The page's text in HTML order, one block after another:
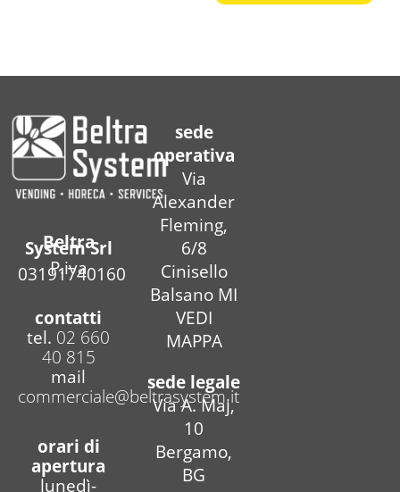
Beltra
System Srl
P.iva
03191740160
contatti
tel. 02 660
40 815
mail
commerciale@beltrasystem.it
orari di
apertura
lunedì-
sede
operativa
Via
Alexander
Fleming,
6/8
Cinisello
Balsano MI
VEDI
MAPPA
sede legale
Via A. Maj,
10
Bergamo,
BG